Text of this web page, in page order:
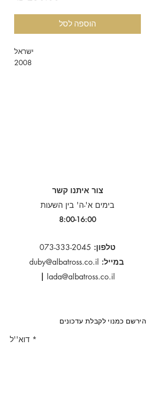
הוספה לסל
ישראל
2008
צור איתנו קשר
בימים א'-ה' בין השעות
8:00-16:00​
טלפון: 073-333-2045
במייל: duby@albatross.co.il
| lada@albatross.co.il
הירשם כמנוי לקבלת עדכונים
דוא''ל